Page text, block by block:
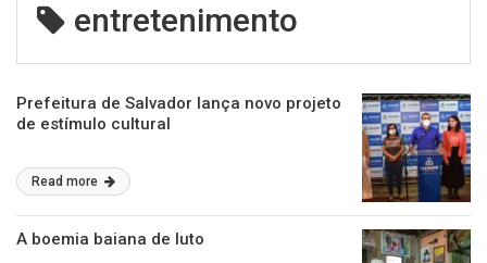
entretenimento
Prefeitura de Salvador lança novo projeto
de estímulo cultural
Read more
A boemia baiana de luto